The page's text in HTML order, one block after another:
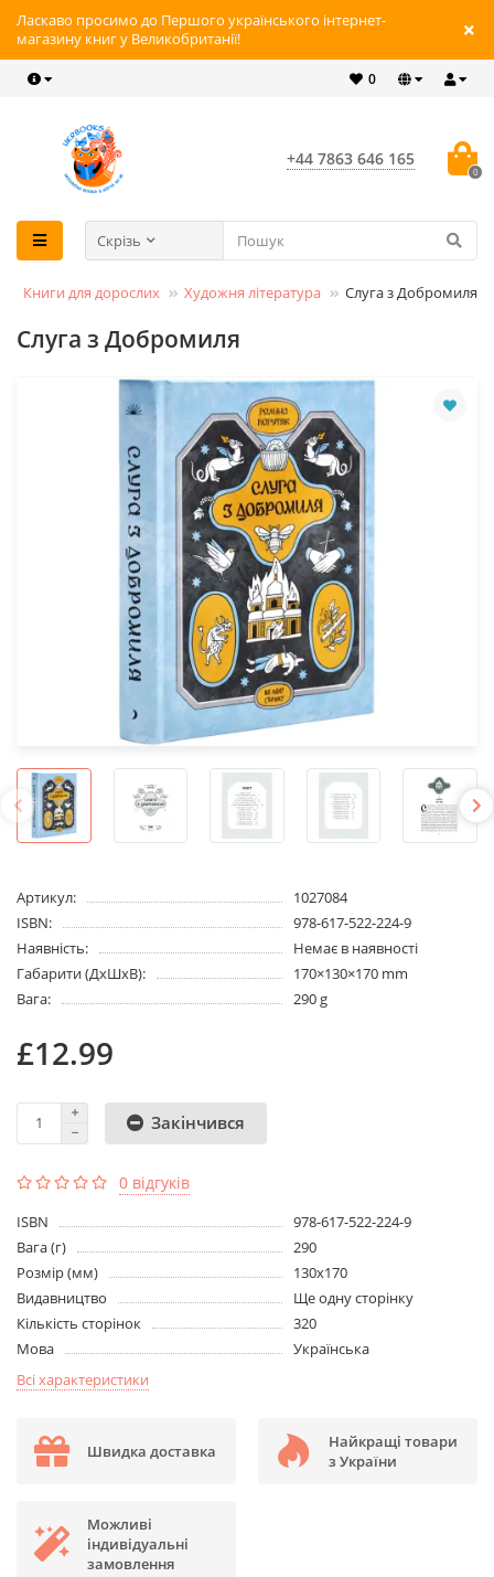
Ласкаво просимо до Першого українського інтернет-
магазину книг у Великобританії!
0
+44 7863 646 165
0
Скрізь
Книги для дорослих Художня література Слуга з Добромиля
Слуга з Добромиля
Артикул:
1027084
ISBN:
978-617-522-224-9
Наявність:
Немає в наявності
Габарити (ДхШхВ):
170×130×170 mm
Вага:
290 g
£12.99
Закінчився
0 відгуків
ISBN
978-617-522-224-9
Вага (г)
290
Розмір (мм)
130х170
Видавництво
Ще одну сторінку
Кількість сторінок
320
Мова
Українська
Всі характеристики
Швидка доставка
Найкращі товари
з України
Можливі
індивідуальні
замовлення